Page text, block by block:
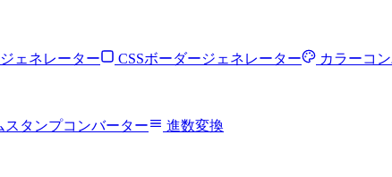
ェネレーター CSSボーダージェネレーター カラーコ
スタンプコンバーター 進数変換